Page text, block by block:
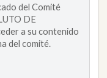
del Comité
DE
a su contenido
del comité.